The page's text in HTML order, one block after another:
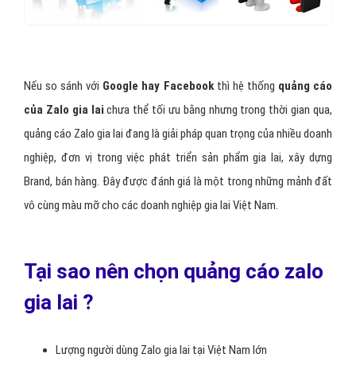
Nếu so sánh với Google hay Facebookthì hệ thống quảng cáo
của Zalo gia laichưa thể tối ưu bằng nhưng trong thời gian qua,
quảng cáo Zalo gia lai đang là giải pháp quan trọng của nhiều doanh
nghiệp, đơn vị trong việc phát triển sản phẩm gia lai, xây dựng
Brand, bán hàng. Đây được đánh giá là một trong những mảnh đất
vô cùng màu mỡ cho các doanh nghiệp gia lai Việt Nam.
Tại sao nên chọn quảng cáo zalo
gia lai ?
Lượng người dùng Zalo gia lai tại Việt Nam lớn